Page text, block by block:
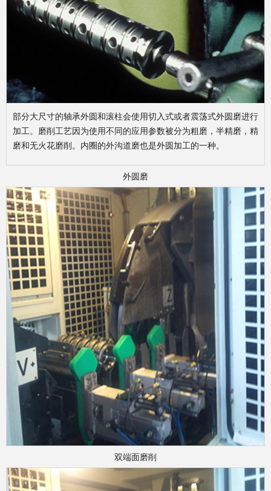
部分大尺寸的轴承外圆和滚柱会使用切入式或者震荡式外圆磨进行
加工。磨削工艺因为使用不同的应用参数被分为粗磨，半精磨，精
磨和无火花磨削。内圈的外沟道磨也是外圆加工的一种。
外圆磨
双端面磨削